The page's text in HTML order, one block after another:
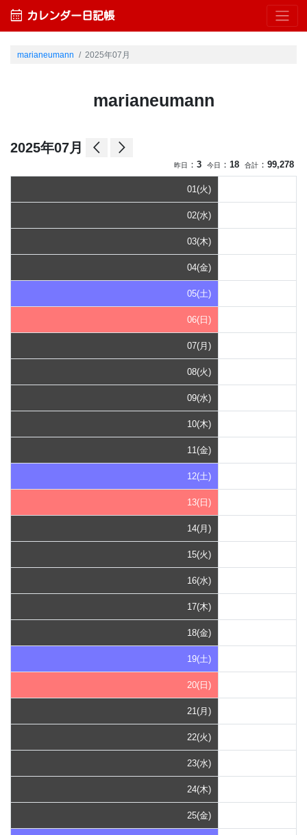
calendar_month カレンダー日記帳
marianeumann 2025年07月
marianeumann
2025年07月 arrow_back_ios arrow_forward_ios
昨日 ： 3 今日 ： 18 合計 ： 99,278
01(火)
02(水)
03(木)
04(金)
05(土)
06(日)
07(月)
08(火)
09(水)
10(木)
11(金)
12(土)
13(日)
14(月)
15(火)
16(水)
17(木)
18(金)
19(土)
20(日)
21(月)
22(火)
23(水)
24(木)
25(金)